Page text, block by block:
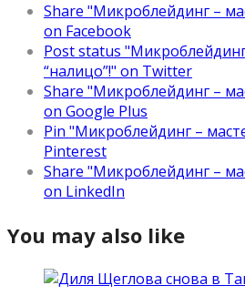
Share "Микроблейдинг –
on Facebook
Post status
“налицо”!" on Twitter
Share "Микроблейдинг –
on Google Plus
Pin "Микроблейдинг –
Pinterest
Share "Микроблейдинг –
on LinkedIn
You may also like